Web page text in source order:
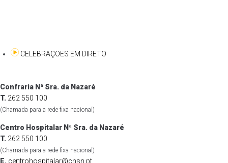
CELEBRAÇOES EM DIRETO
Confraria Nª Sra. da Nazaré
T. 262 550 100
(Chamada para a rede fixa nacional)
Centro Hospitalar Nª Sra. da Nazaré
T. 262 550 100
(Chamada para a rede fixa nacional)
E. centrohospitalar@cnsn.pt